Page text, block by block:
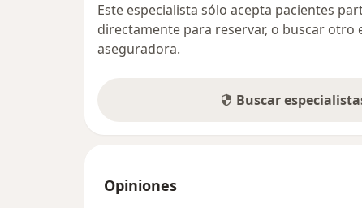
Este especialista sólo acepta pacientes
directamente para reservar, o buscar otro
aseguradora.
Buscar
Opiniones